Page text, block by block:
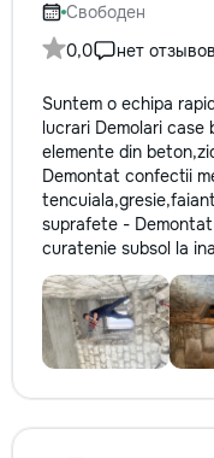
Свободен
0,0
нет отзывов
Suntem o echipa
lucrari Demolari case
elemente din
Demontat confectii
suprafete -
curatenie subsol la